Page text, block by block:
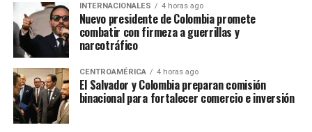
INTERNACIONALES 4 horas ago
Nuevo presidente de Colombia promete
combatir con firmeza a guerrillas y
narcotráfico
CENTROAMÉRICA 4 horas ago
El Salvador y Colombia preparan comisión
binacional para fortalecer comercio e inversión